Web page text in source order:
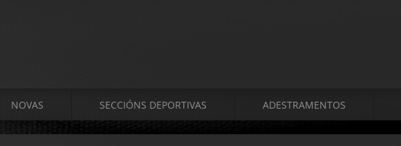
NOVAS SECCIÓNS DEPORTIVAS ADESTRAMENTOS